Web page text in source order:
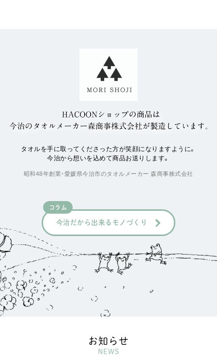
タオルを手に取ってくださった方が笑顔になりますように。
今治から想いを込めて商品お送りします。
昭和48年創業・愛媛県今治市のタオルメーカー 森商事株式会社
コラム
今治だから出来るモノづくり
お知らせ
NEWS